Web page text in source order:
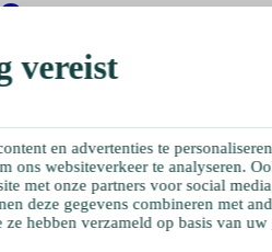
vereist
en advertenties te
ons websiteverkeer te analyseren.
met onze partners voor social
deze gegevens combineren met
ze hebben verzameld op basis van